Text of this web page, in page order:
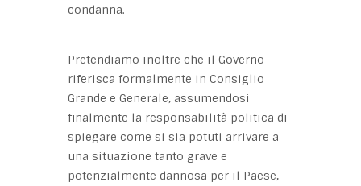
condanna.
Pretendiamo inoltre che il Governo
riferisca formalmente in Consiglio
Grande e Generale, assumendosi
finalmente la responsabilità politica di
spiegare come si sia potuti arrivare a
una situazione tanto grave e
potenzialmente dannosa per il Paese,